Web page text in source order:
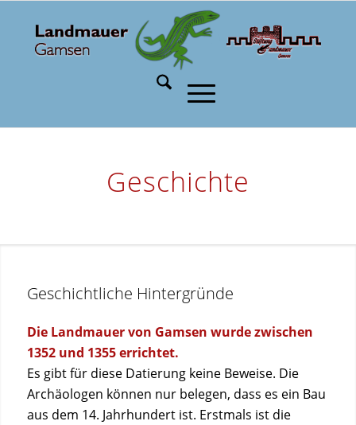
Geschichte
Geschichtliche Hintergründe
Die Landmauer von Gamsen wurde zwischen
1352 und 1355 errichtet.
Es gibt für diese Datierung keine Beweise. Die
Archäologen können nur belegen, dass es ein Bau
aus dem 14. Jahrhundert ist. Erstmals ist die